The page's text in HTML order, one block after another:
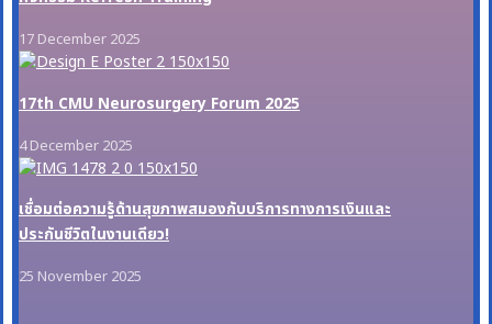
17 December 2025
17th CMU Neurosurgery Forum 2025
4 December 2025
เชื่อมต่อความรู้ด้านสุขภาพสมองกับบริการทางการเงินและ
ประกันชีวิตในงานเดียว!
25 November 2025